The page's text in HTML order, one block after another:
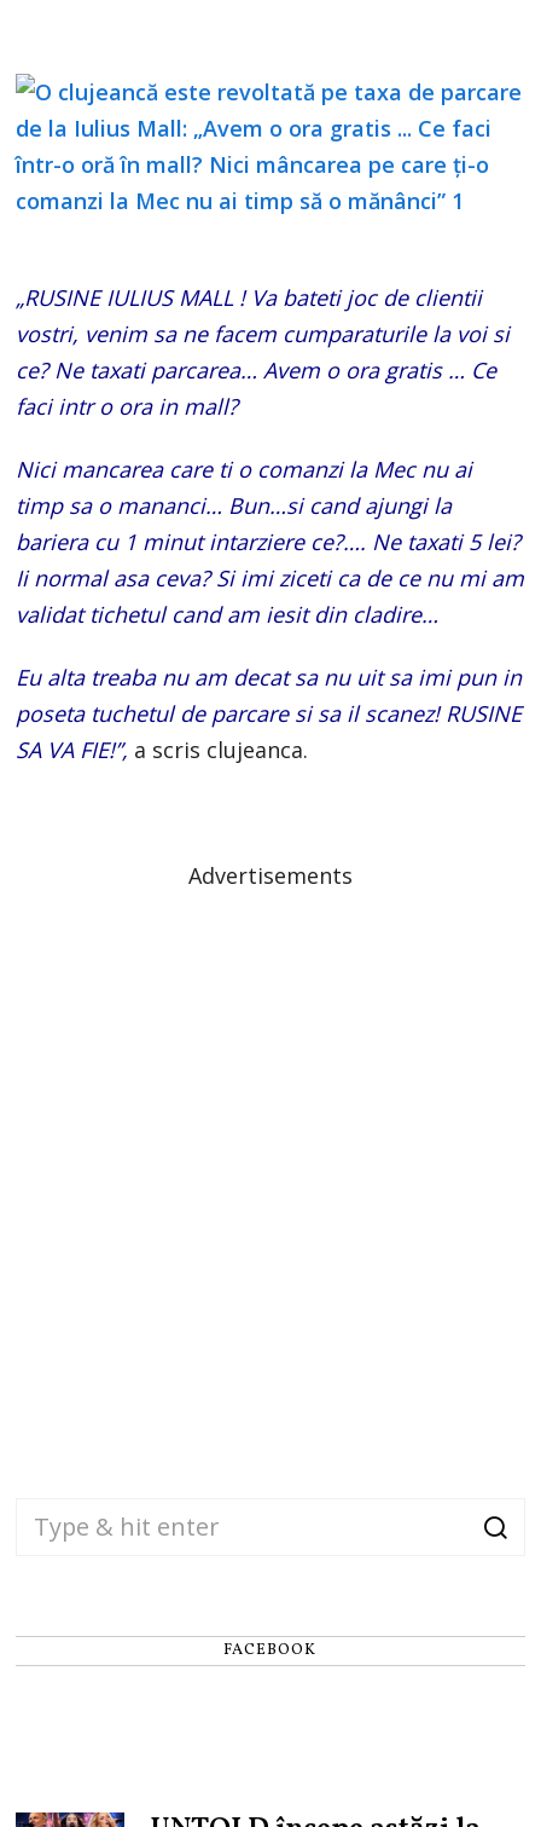
„RUSINE IULIUS MALL ! Va bateti joc de clientii
vostri, venim sa ne facem cumparaturile la voi si
ce? Ne taxati parcarea… Avem o ora gratis … Ce
faci intr o ora in mall?
Nici mancarea care ti o comanzi la Mec nu ai
timp sa o mananci… Bun…si cand ajungi la
bariera cu 1 minut intarziere ce?…. Ne taxati 5 lei?
Ii normal asa ceva? Si imi ziceti ca de ce nu mi am
validat tichetul cand am iesit din cladire…
Eu alta treaba nu am decat sa nu uit sa imi pun in
poseta tuchetul de parcare si sa il scanez! RUSINE
SA VA FIE!”, a scris clujeanca.
Advertisements
FACEBOOK